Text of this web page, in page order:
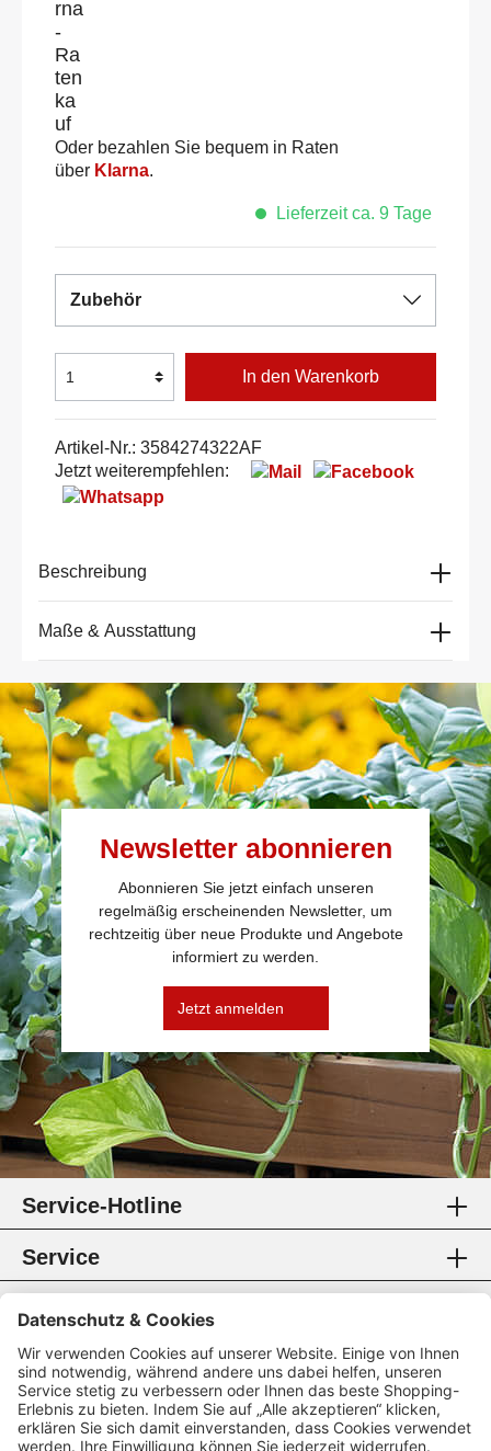
Oder bezahlen Sie bequem in Raten
über Klarna.
Lieferzeit ca. 9 Tage
Zubehör
In den Warenkorb
Artikel-Nr.: 3584274322AF
Jetzt weiterempfehlen:
Beschreibung
Maße & Ausstattung
Newsletter abonnieren
Abonnieren Sie jetzt einfach unseren
regelmäßig erscheinenden Newsletter, um
rechtzeitig über neue Produkte und Angebote
informiert zu werden.
Jetzt anmelden
Service-Hotline
Service
Information
Rechtliches
Zahlungsmethoden